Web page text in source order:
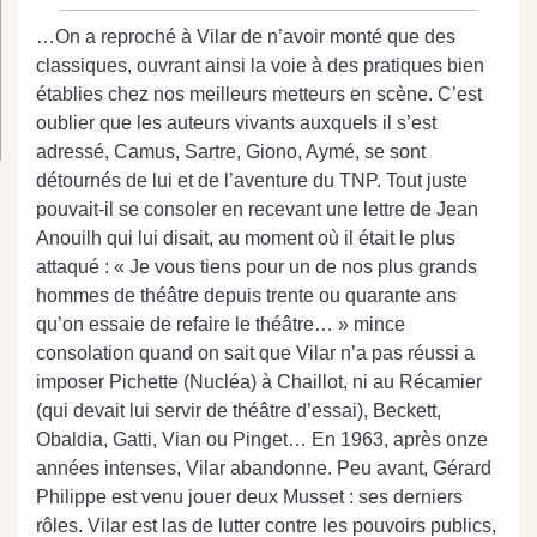
…On a reproché à Vilar de n’avoir monté que des
classiques, ouvrant ainsi la voie à des pratiques bien
établies chez nos meilleurs metteurs en scène. C’est
oublier que les auteurs vivants auxquels il s’est
adressé, Camus, Sartre, Giono, Aymé, se sont
détournés de lui et de l’aventure du TNP. Tout juste
pouvait-il se consoler en recevant une lettre de Jean
Anouilh qui lui disait, au moment où il était le plus
attaqué : « Je vous tiens pour un de nos plus grands
hommes de théâtre depuis trente ou quarante ans
qu’on essaie de refaire le théâtre… » mince
consolation quand on sait que Vilar n’a pas réussi a
imposer Pichette (Nucléa) à Chaillot, ni au Récamier
(qui devait lui servir de théâtre d’essai), Beckett,
Obaldia, Gatti, Vian ou Pinget… En 1963, après onze
années intenses, Vilar abandonne. Peu avant, Gérard
Philippe est venu jouer deux Musset : ses derniers
rôles. Vilar est las de lutter contre les pouvoirs publics,